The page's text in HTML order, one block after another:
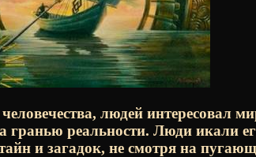
людей интересовал
гранью реальности. Люди икали
и загадок, не смотря на